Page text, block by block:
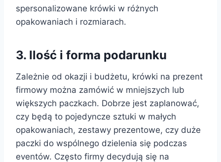
spersonalizowane krówki w różnych
opakowaniach i rozmiarach.
3. Ilość i forma podarunku
Zależnie od okazji i budżetu, krówki na prezent
firmowy można zamówić w mniejszych lub
większych paczkach. Dobrze jest zaplanować,
czy będą to pojedyncze sztuki w małych
opakowaniach, zestawy prezentowe, czy duże
paczki do wspólnego dzielenia się podczas
eventów. Często firmy decydują się na